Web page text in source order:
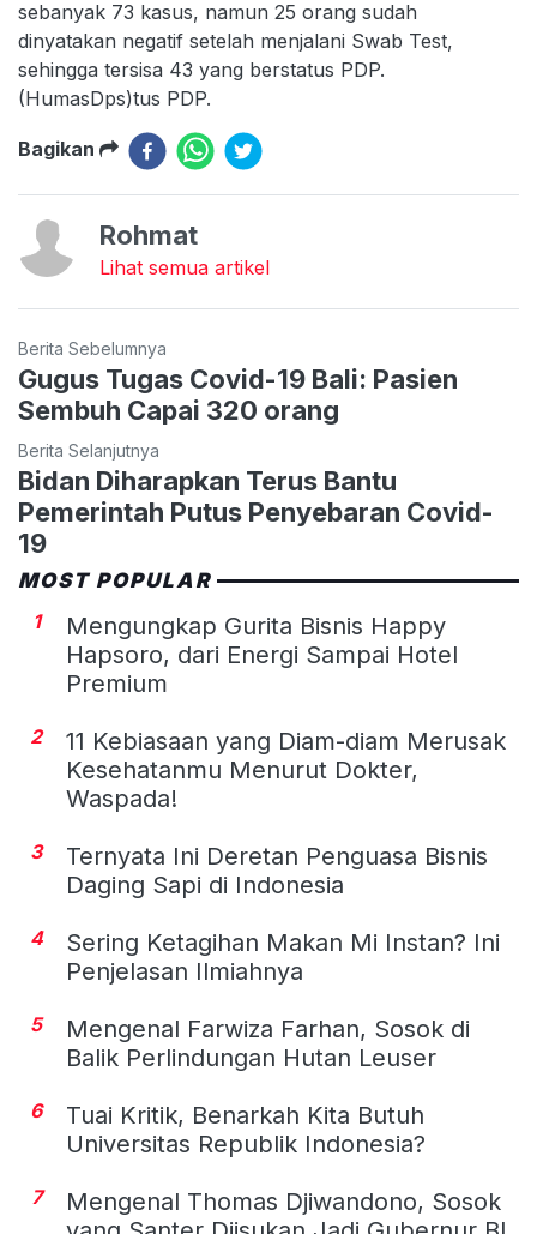
sebanyak 73 kasus, namun 25 orang sudah
dinyatakan negatif setelah menjalani Swab Test,
sehingga tersisa 43 yang berstatus PDP.
(HumasDps)tus PDP.
Bagikan
Rohmat
Lihat semua artikel
Berita Sebelumnya
Gugus Tugas Covid-19 Bali: Pasien
Sembuh Capai 320 orang
Berita Selanjutnya
Bidan Diharapkan Terus Bantu
Pemerintah Putus Penyebaran Covid-
19
MOST POPULAR
1
Mengungkap Gurita Bisnis Happy
Hapsoro, dari Energi Sampai Hotel
Premium
2
11 Kebiasaan yang Diam-diam Merusak
Kesehatanmu Menurut Dokter,
Waspada!
3
Ternyata Ini Deretan Penguasa Bisnis
Daging Sapi di Indonesia
4
Sering Ketagihan Makan Mi Instan? Ini
Penjelasan Ilmiahnya
5
Mengenal Farwiza Farhan, Sosok di
Balik Perlindungan Hutan Leuser
6
Tuai Kritik, Benarkah Kita Butuh
Universitas Republik Indonesia?
7
Mengenal Thomas Djiwandono, Sosok